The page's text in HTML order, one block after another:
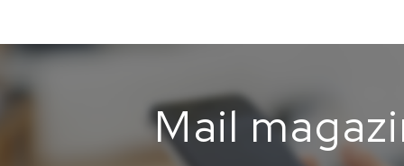
Mail